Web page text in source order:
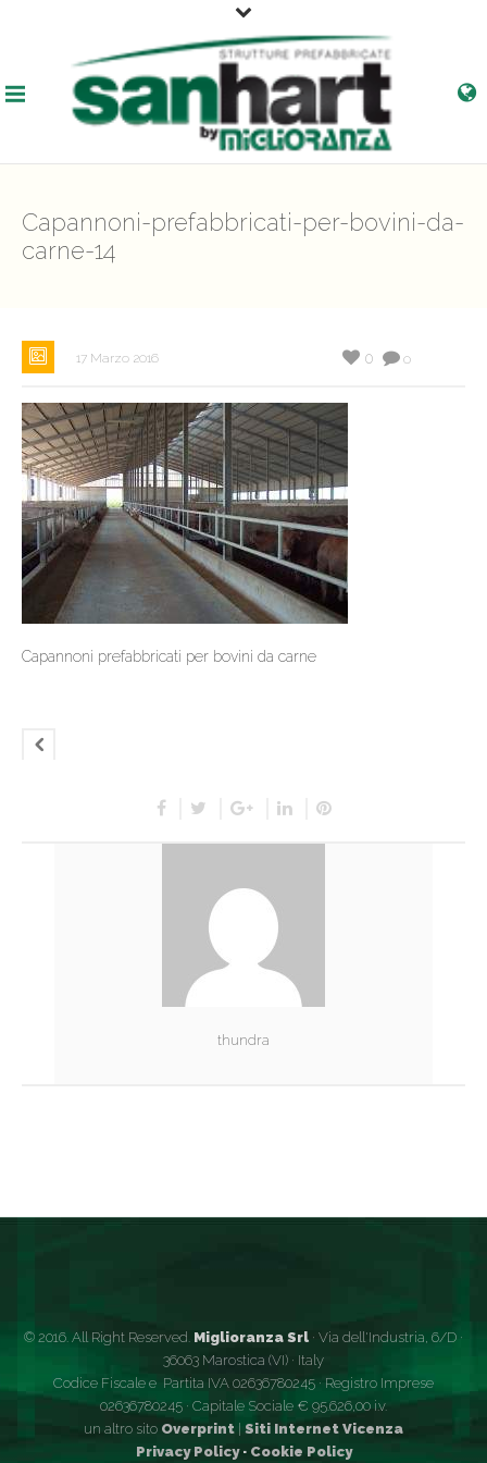
Capannoni-prefabbricati-per-bovini-da-
carne-14
17 Marzo 2016 0
0
Capannoni prefabbricati per bovini da carne
thundra
© 2016. All Right Reserved. Miglioranza Srl · Via dell'Industria, 6/D ·
36063 Marostica (VI) · Italy
Codice Fiscale e Partita IVA 02636780245 · Registro Imprese
02636780245 · Capitale Sociale € 95.626,00 i.v.
un altro sito Overprint Siti Internet Vicenza
Privacy Policy · Cookie Policy